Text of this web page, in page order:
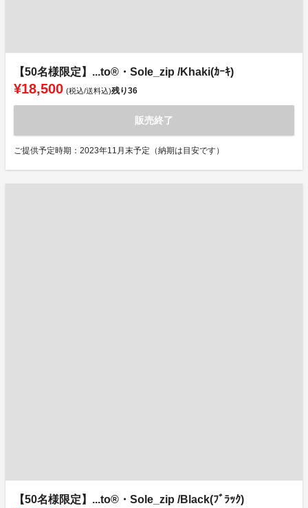
【50名様限定】...to®・Sole_zip /Khaki(ｶｰｷ)
¥18,500 (税込/送料込)残り36
販売終了
ご提供予定時期：2023年11月末予定（納期は目安です）
【50名様限定】...to®・Sole_zip /Black(ﾌﾞﾗｯｸ)